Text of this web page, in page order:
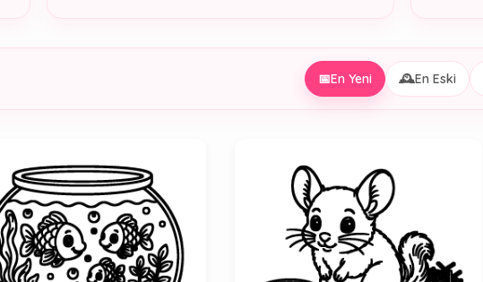
📅En Yeni 🕰️En Eski